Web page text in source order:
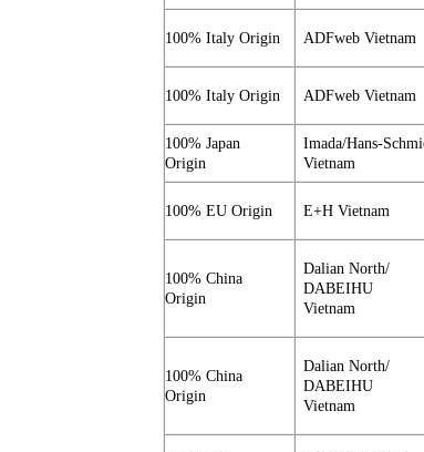
100% Italy Origin ADFweb Vietnam
100% Italy Origin ADFweb Vietnam
100% Japan
Origin
Imada/Hans-
Vietnam
100% EU Origin E+H Vietnam
100% China
Origin
Dalian North/
DABEIHU
Vietnam
100% China
Origin
Dalian North/
DABEIHU
Vietnam